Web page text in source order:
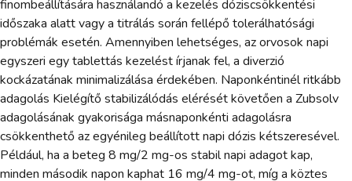
finombeállítására használandó a kezelés dóziscsökkentési
időszaka alatt vagy a titrálás során fellépő tolerálhatósági
problémák esetén. Amennyiben lehetséges, az orvosok napi
egyszeri egy tablettás kezelést írjanak fel, a diverzió
kockázatának minimalizálása érdekében. Naponkéntinél ritkább
adagolás Kielégítő stabilizálódás elérését követően a Zubsolv
adagolásának gyakorisága másnaponkénti adagolásra
csökkenthető az egyénileg beállított napi dózis kétszeresével.
Például, ha a beteg 8 mg/2 mg-os stabil napi adagot kap,
minden második napon kaphat 16 mg/4 mg-ot, míg a köztes